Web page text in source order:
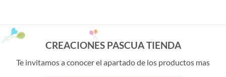
Las
se
CREACIONES PASCUA TIENDA
Te invitamos a conocer el apartado de los productos mas